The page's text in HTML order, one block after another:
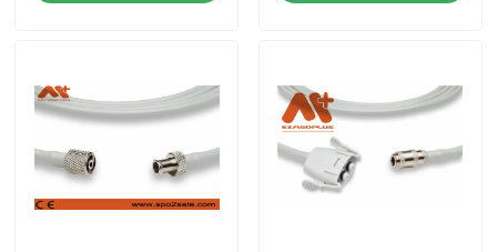
sensor spo2 reutilizável
Sensor spo2 descartável